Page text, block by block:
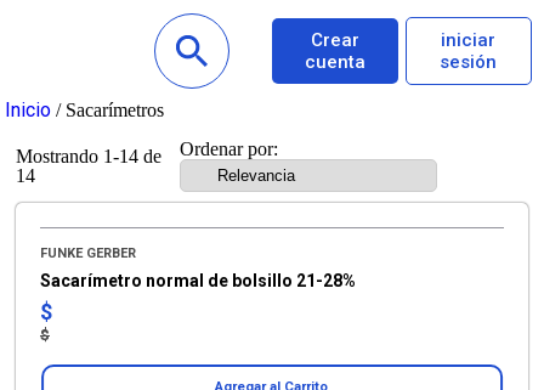
Crear
cuenta
iniciar
sesión
Inicio / Sacarímetros
Mostrando 1-14 de
14
Ordenar por:
FUNKE GERBER
Sacarímetro normal de bolsillo 21-28%
$
$
Agregar al Carrito